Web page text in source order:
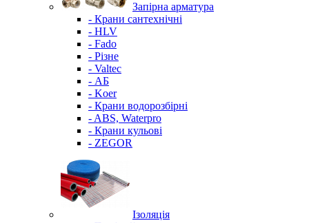
Запірна арматура
- Крани сантехнічні
- HLV
- Fado
- Різне
- Valtec
- АБ
- Koer
- Крани водорозбірні
- ABS, Waterpro
- Крани кульові
- ZEGOR
Ізоляція